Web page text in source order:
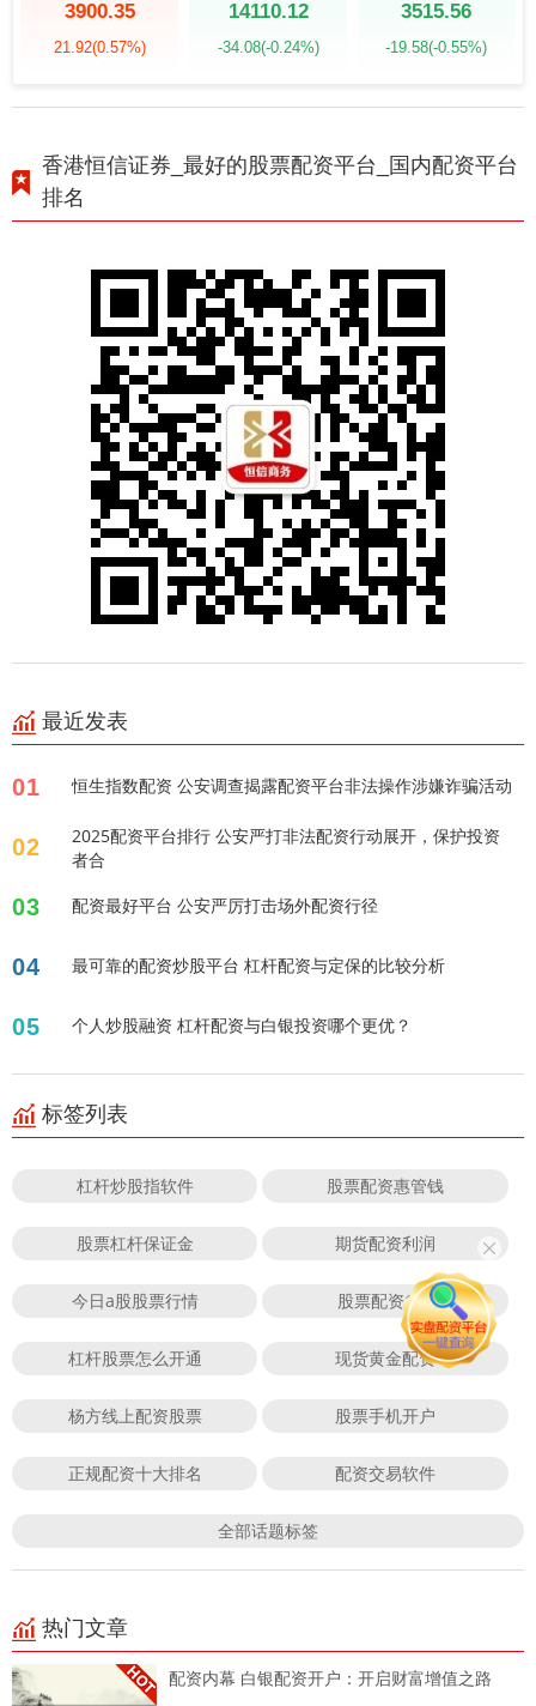
3900.35
21.92(0.57%)
14110.12
-34.08(-0.24%)
3515.56
-19.58(-0.55%)
香港恒信证券_最好的股票配资平台_国内配资平台
排名
最近发表
01 恒生指数配资 公安调查揭露配资平台非法操作涉嫌诈骗活动
02
2025配资平台排行 公安严打非法配资行动展开，保护投资
者合
03 配资最好平台 公安严厉打击场外配资行径
04 最可靠的配资炒股平台 杠杆配资与定保的比较分析
05 个人炒股融资 杠杆配资与白银投资哪个更优？
标签列表
杠杆炒股指软件 股票配资惠管钱
股票杠杆保证金 期货配资利润
今日a股股票行情 股票配资114
杠杆股票怎么开通 现货黄金配资
杨方线上配资股票 股票手机开户
正规配资十大排名 配资交易软件
全部话题标签
热门文章
配资内幕 白银配资开户：开启财富增值之路